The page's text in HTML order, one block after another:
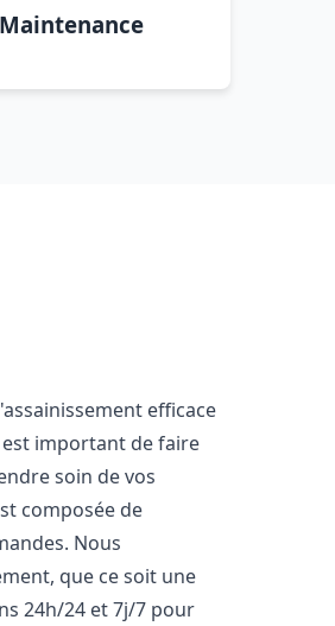
Maintenance
efficace
important de faire
soin de vos
composée de
Nous
que ce soit une
24h/24 et 7j/7 pour